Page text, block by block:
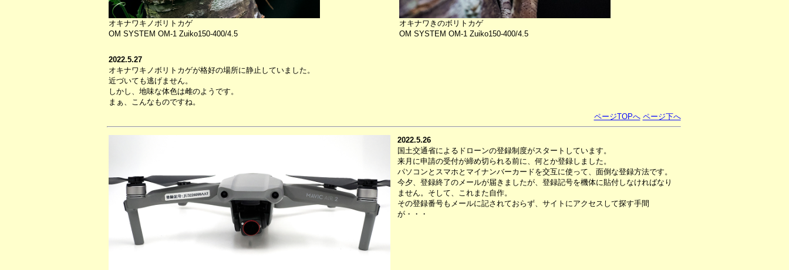
オキナワキノボリトカゲ
OM SYSTEM OM-1 Zuiko150-400/4.5
オキナワきのボリトカゲ
OM SYSTEM OM-1 Zuiko150-400/4.5
2022.5.27
オキナワキノボリトカゲが格好の場所に静止していました。
近づいても逃げません。
しかし、地味な体色は雌のようです。
まぁ、こんなものですね。
ページTOPへ ページ下へ
2022.5.26
国土交通省によるドローンの登録制度がスタートしています。
来月に申請の受付が締め切られる前に、何とか登録しました。
パソコンとスマホとマイナンバーカードを交互に使って、面倒な登録方法です。
今夕、登録終了のメールが届きましたが、登録記号を機体に貼付しなければなり
ません。そして、これまた自作。
その登録番号もメールに記されておらず、サイトにアクセスして探す手間
が・・・